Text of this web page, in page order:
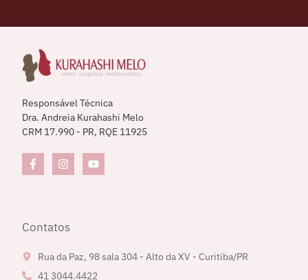
Responsável Técnica
Dra. Andreia Kurahashi Melo
CRM 17.990 - PR, RQE 11925
Contatos
Rua da Paz, 98 sala 304 - Alto da XV - Curitiba/PR
41 3044.4422